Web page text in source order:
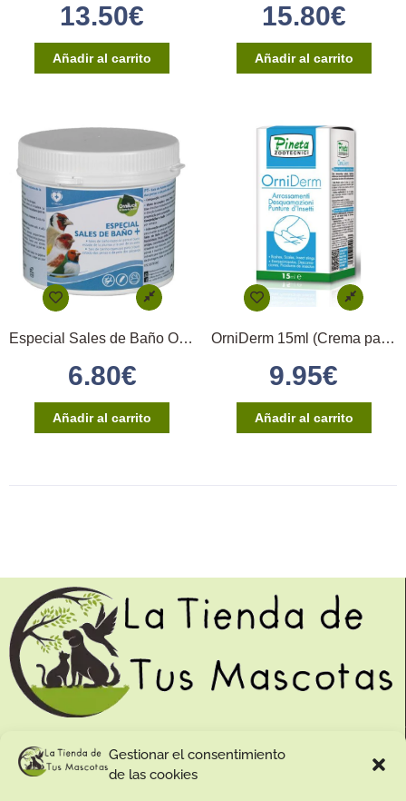
Gestionar el consentimiento
de las cookies
13.50€
Añadir al carrito
15.80€
Añadir al carrito
Especial Sales de Baño Orniluck 500gr
6.80€
Añadir al carrito
OrniDerm 15ml (Crema para las escamas)
9.95€
Añadir al carrito
Contacto:
Dirección: